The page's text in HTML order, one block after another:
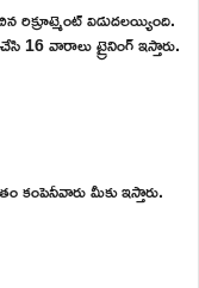
విడుదలయ్యింది.
16 వారాలు ట్రైనింగ్ ఇస్తారు.
కంపెనీవారు మీకు ఇస్తారు.